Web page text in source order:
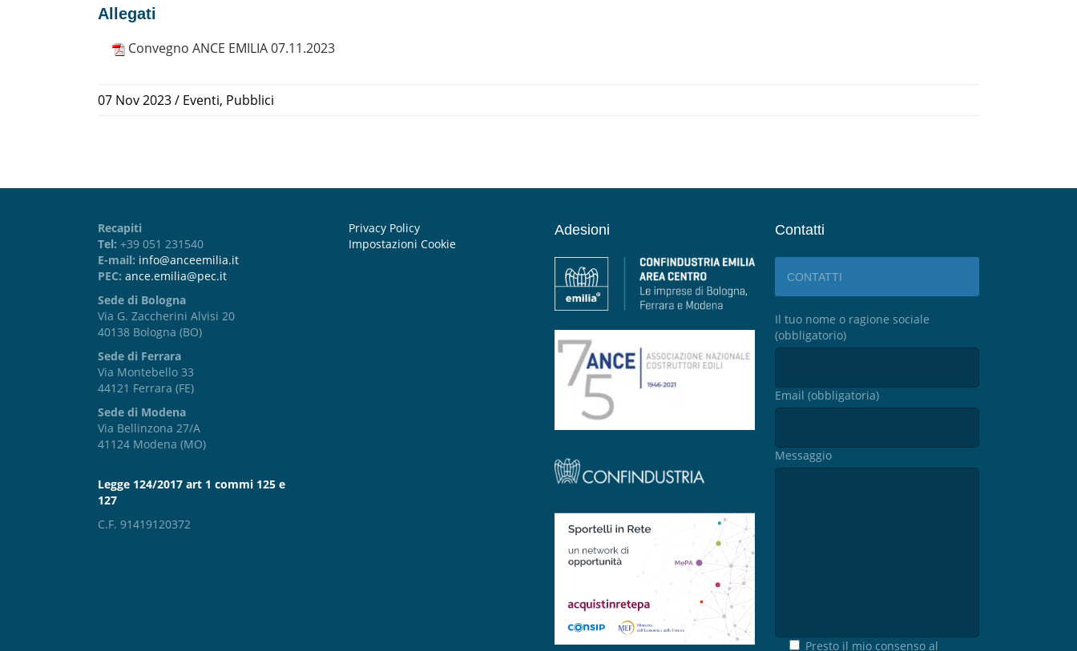
Allegati
Convegno ANCE EMILIA 07.11.2023
07 Nov 2023/ Eventi, Pubblici
Recapiti
Tel: +39 051 231540
E-mail: info@anceemilia.it
PEC: ance.emilia@pec.it
Sede di Bologna
Via G. Zaccherini Alvisi 20
40138 Bologna (BO)
Sede di Ferrara
Via Montebello 33
44121 Ferrara (FE)
Sede di Modena
Via Bellinzona 27/A
41124 Modena (MO)
Legge 124/2017 art 1 commi 125 e
127
C.F. 91419120372
Privacy Policy
Impostazioni Cookie
Adesioni Contatti
CONTATTI
Il tuo nome o ragione sociale
(obbligatorio)
Email (obbligatoria)
Messaggio
Presto il mio consenso al